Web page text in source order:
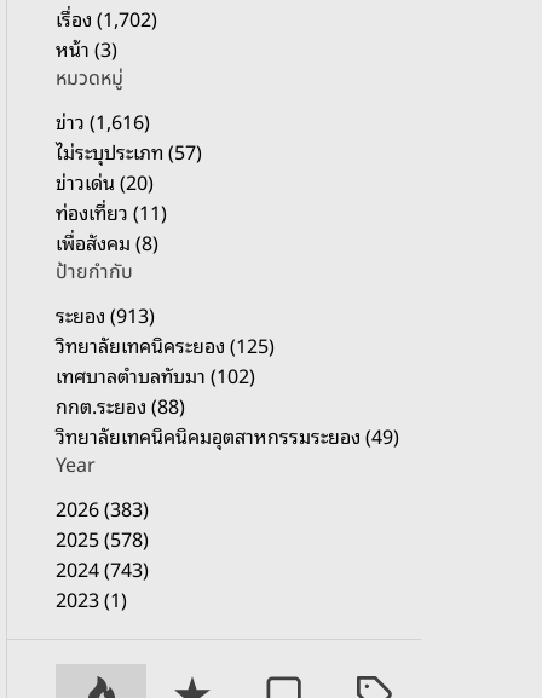
สำ
ห
รั
บ
:
เรื่อง (1,702)
หน้า (3)
หมวดหมู่
ข่าว (1,616)
ไม่ระบุประเภท (57)
ข่าวเด่น (20)
ท่องเที่ยว (11)
เพื่อสังคม (8)
ป้ายกำกับ
ระยอง (913)
วิทยาลัยเทคนิคระยอง (125)
เทศบาลตำบลทับมา (102)
กกต.ระยอง (88)
วิทยาลัยเทคนิคนิคมอุตสาหกรรมระยอง (49)
Year
2026 (383)
2025 (578)
2024 (743)
2023 (1)
P
R
C
T